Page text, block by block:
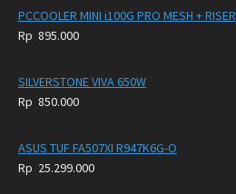
PCCOOLER MINI i100G PRO MESH + RISER
Rp 895.000
SILVERSTONE VIVA 650W
Rp 850.000
ASUS TUF FA507XI R947K6G-O
Rp 25.299.000